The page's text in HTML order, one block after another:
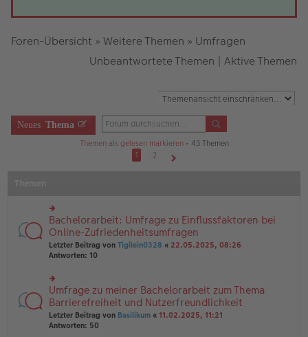
Foren-Übersicht » Weitere Themen » Umfragen
Unbeantwortete Themen | Aktive Themen
Neues Thema
Themen als gelesen markieren• 43 Themen
1
2
rs
te
r
u
n
el
es
e
n
er
Bachelorarbeit: Umfrage zu Einflussfaktoren bei
Online-Zufriedenheitsumfragen
Letzter Beitrag von Tigilein0328 « 22.05.2025, 08:26
Antworten: 10
rs
te
r
u
n
Umfrage zu meiner Bachelorarbeit zum Thema
Barrierefreiheit und Nutzerfreundlichkeit
Letzter Beitrag von Basilikum « 11.02.2025, 11:21
Antworten: 50